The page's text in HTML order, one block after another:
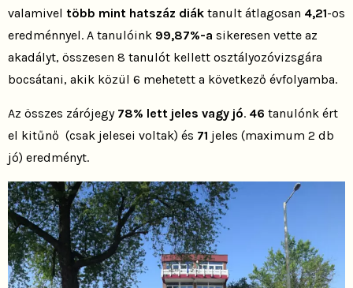
valamivel több mint hatszáz diák tanult átlagosan 4,21-os
eredménnyel. A tanulóink 99,87%-a sikeresen vette az
akadályt, összesen 8 tanulót kellett osztályozóvizsgára
bocsátani, akik közül 6 mehetett a következő évfolyamba.
Az összes zárójegy 78% lett jeles vagy jó. 46 tanulónk ért
el kitűnő (csak jelesei voltak) és 71 jeles (maximum 2 db
jó) eredményt.